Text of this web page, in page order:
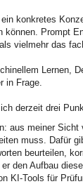
konkretes
können. Prompt
vielmehr das
Lernen,
in Frage.
derzeit drei
aus meiner
muss. Dafür
beurteilen,
den Aufbau
KI-Tools für